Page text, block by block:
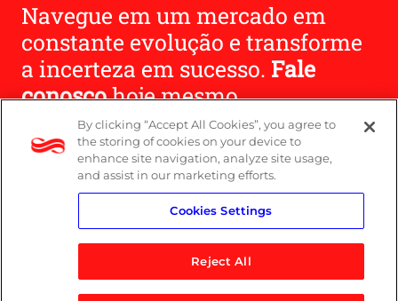
Navegue em um mercado em
constante evolução e transforme
a incerteza em sucesso. Fale
conoscohoje mesmo.
Entre em contato
By clicking “Accept All Cookies”, you agree to
the storing of cookies on your device to
enhance site navigation, analyze site usage,
and assist in our marketing efforts.
Cookies Settings
Reject All